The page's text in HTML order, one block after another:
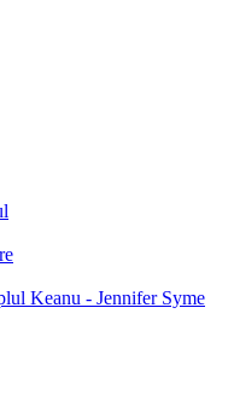
Keanu - Jennifer Syme